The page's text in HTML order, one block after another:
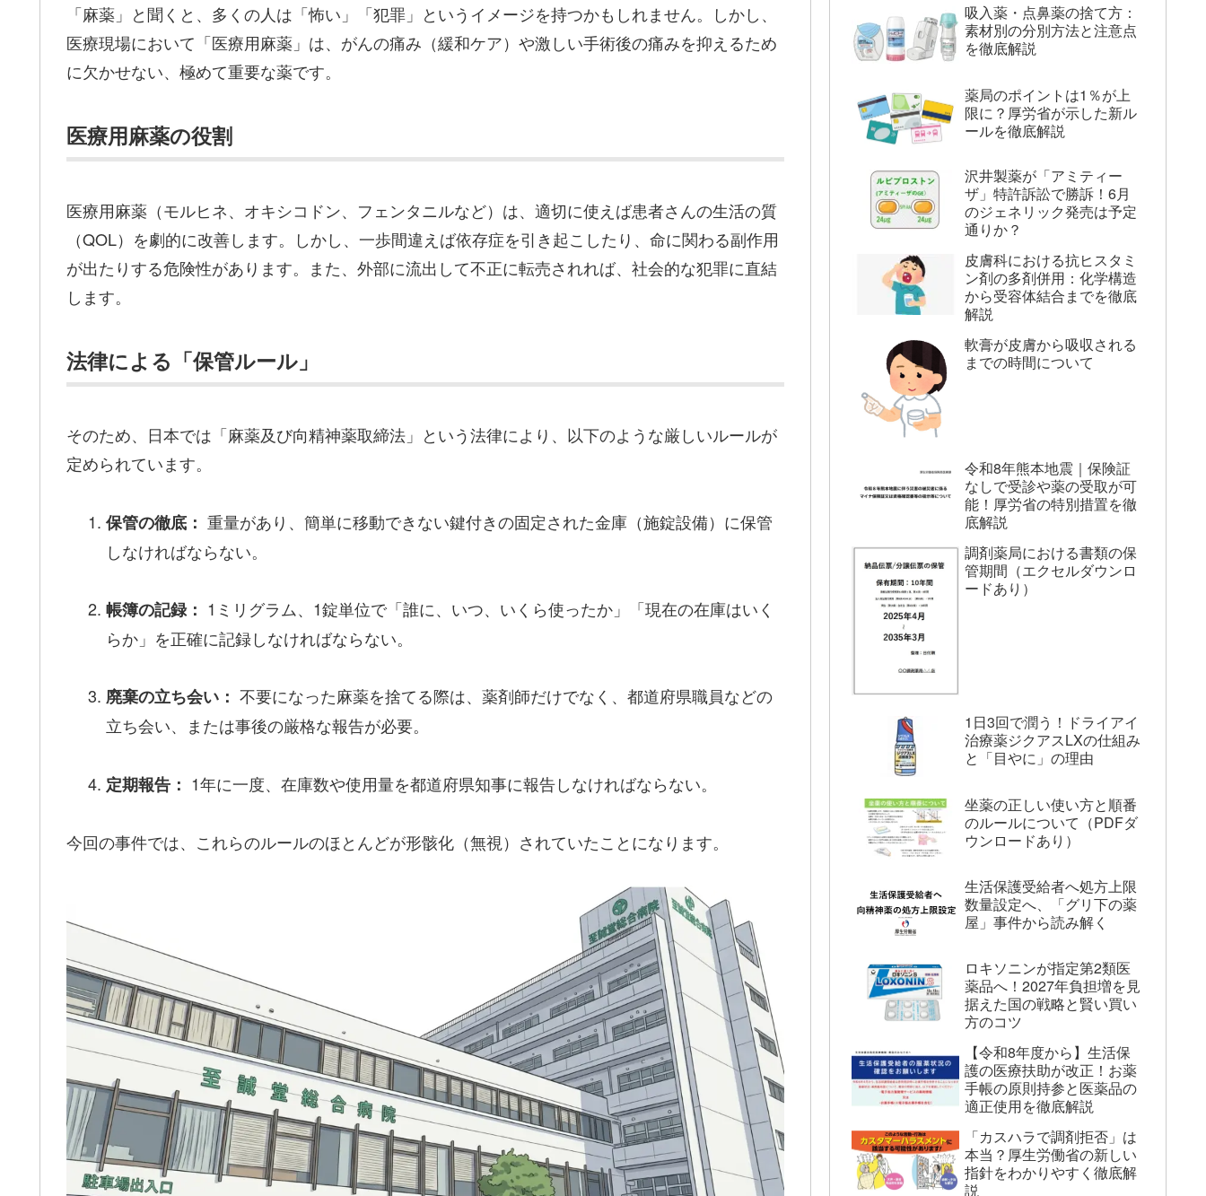
「麻薬」と聞くと、多くの人は「怖い」「犯罪」というイメージを持つかもしれません。しかし、
医療現場において「医療用麻薬」は、がんの痛み（緩和ケア）や激しい手術後の痛みを抑えるため
に欠かせない、極めて重要な薬です。
医療用麻薬の役割
医療用麻薬（モルヒネ、オキシコドン、フェンタニルなど）は、適切に使えば患者さんの生活の質
（QOL）を劇的に改善します。しかし、一歩間違えば依存症を引き起こしたり、命に関わる副作用
が出たりする危険性があります。また、外部に流出して不正に転売されれば、社会的な犯罪に直結
します。
法律による「保管ルール」
そのため、日本では「麻薬及び向精神薬取締法」という法律により、以下のような厳しいルールが
定められています。
保管の徹底： 重量があり、簡単に移動できない鍵付きの固定された金庫（施錠設備）に保管
しなければならない。
帳簿の記録： 1ミリグラム、1錠単位で「誰に、いつ、いくら使ったか」「現在の在庫はいく
らか」を正確に記録しなければならない。
廃棄の立ち会い： 不要になった麻薬を捨てる際は、薬剤師だけでなく、都道府県職員などの
立ち会い、または事後の厳格な報告が必要。
定期報告： 1年に一度、在庫数や使用量を都道府県知事に報告しなければならない。
今回の事件では、これらのルールのほとんどが形骸化（無視）されていたことになります。
吸入薬・点鼻薬の捨て方：
素材別の分別方法と注意点
を徹底解説
薬局のポイントは1％が上
限に？厚労省が示した新ル
ールを徹底解説
沢井製薬が「アミティー
ザ」特許訴訟で勝訴！6月
のジェネリック発売は予定
通りか？
皮膚科における抗ヒスタミ
ン剤の多剤併用：化学構造
から受容体結合までを徹底
解説
軟膏が皮膚から吸収される
までの時間について
令和8年熊本地震｜保険証
なしで受診や薬の受取が可
能！厚労省の特別措置を徹
底解説
調剤薬局における書類の保
管期間（エクセルダウンロ
ードあり）
1日3回で潤う！ドライアイ
治療薬ジクアスLXの仕組み
と「目やに」の理由
坐薬の正しい使い方と順番
のルールについて（PDFダ
ウンロードあり）
生活保護受給者へ処方上限
数量設定へ、「グリ下の薬
屋」事件から読み解く
ロキソニンが指定第2類医
薬品へ！2027年負担増を見
据えた国の戦略と賢い買い
方のコツ
【令和8年度から】生活保
護の医療扶助が改正！お薬
手帳の原則持参と医薬品の
適正使用を徹底解説
「カスハラで調剤拒否」は
本当？厚生労働省の新しい
指針をわかりやすく徹底解
説